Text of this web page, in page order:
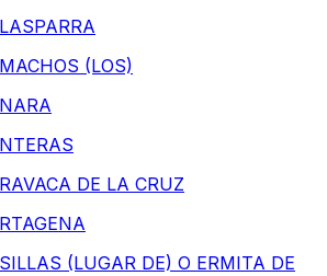
(LOS)
DE LA CRUZ
(LUGAR DE) O ERMITA DE